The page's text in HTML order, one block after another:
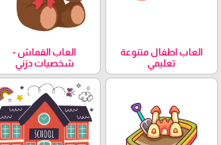
العاب اطفال متنوعة
تعليمي
العاب القماش -
شخصيات دزني